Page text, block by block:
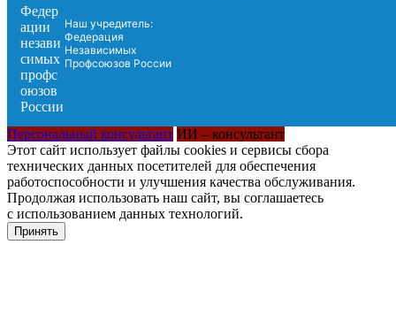
Наш учредитель:
Федерация
Независимых
Профсоюзов России
Персональный консультант ИИ – консультант
Этот сайт использует файлы cookies и сервисы сбора
технических данных посетителей для обеспечения
работоспособности и улучшения качества обслуживания.
Продолжая использовать наш сайт, вы соглашаетесь
с использованием данных технологий.
Принять